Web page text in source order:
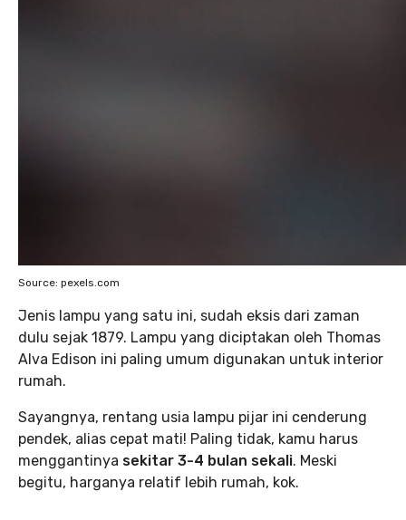
Source: pexels.com
Jenis lampu yang satu ini, sudah eksis dari zaman
dulu sejak 1879. Lampu yang diciptakan oleh Thomas
Alva Edison ini paling umum digunakan untuk interior
rumah.
Sayangnya, rentang usia lampu pijar ini cenderung
pendek, alias cepat mati! Paling tidak, kamu harus
menggantinya sekitar 3-4 bulan sekali. Meski
begitu, harganya relatif lebih rumah, kok.